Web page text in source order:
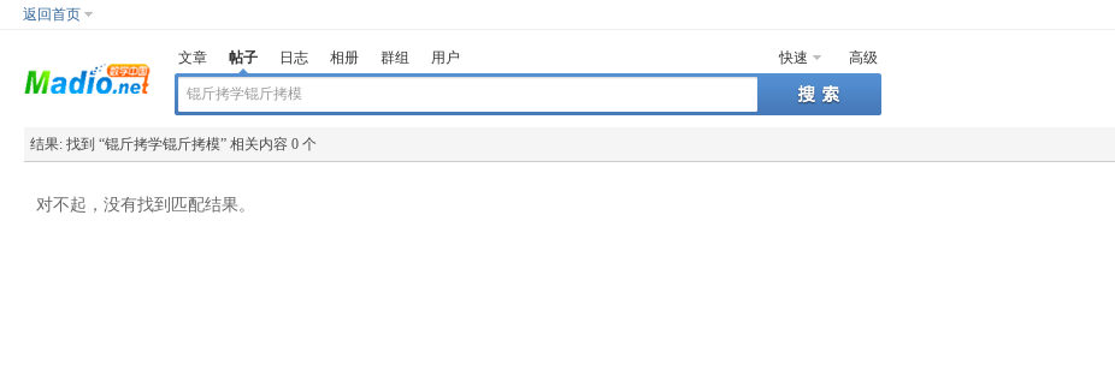
返回首页
快速 高级
文章 帖子 日志 相册 群组 用户
结果: 找到 “锟斤拷学锟斤拷模” 相关内容 0 个
对不起，没有找到匹配结果。